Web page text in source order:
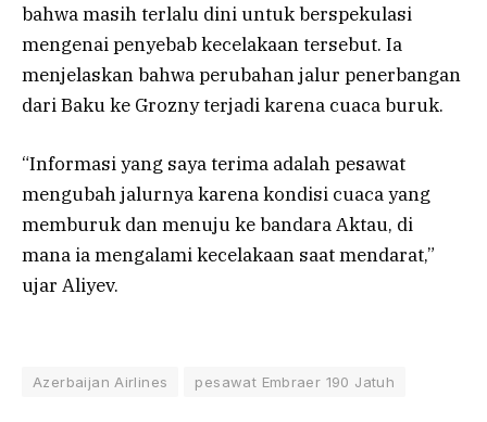
bahwa masih terlalu dini untuk berspekulasi
mengenai penyebab kecelakaan tersebut. Ia
menjelaskan bahwa perubahan jalur penerbangan
dari Baku ke Grozny terjadi karena cuaca buruk.
“Informasi yang saya terima adalah pesawat
mengubah jalurnya karena kondisi cuaca yang
memburuk dan menuju ke bandara Aktau, di
mana ia mengalami kecelakaan saat mendarat,”
ujar Aliyev.
Azerbaijan Airlines pesawat Embraer 190 Jatuh